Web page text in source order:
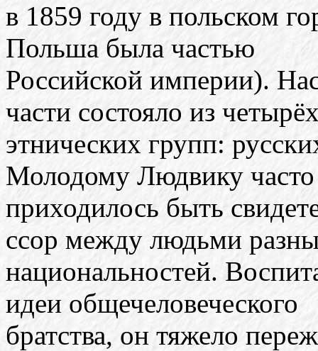
в 1859 году в польском
Польша была частью
Российской империи).
части состояло из
этнических групп:
Молодому Людвику часто
приходилось быть
ссор между людьми
национальностей.
идеи общечеловеческого
братства, он тяжело